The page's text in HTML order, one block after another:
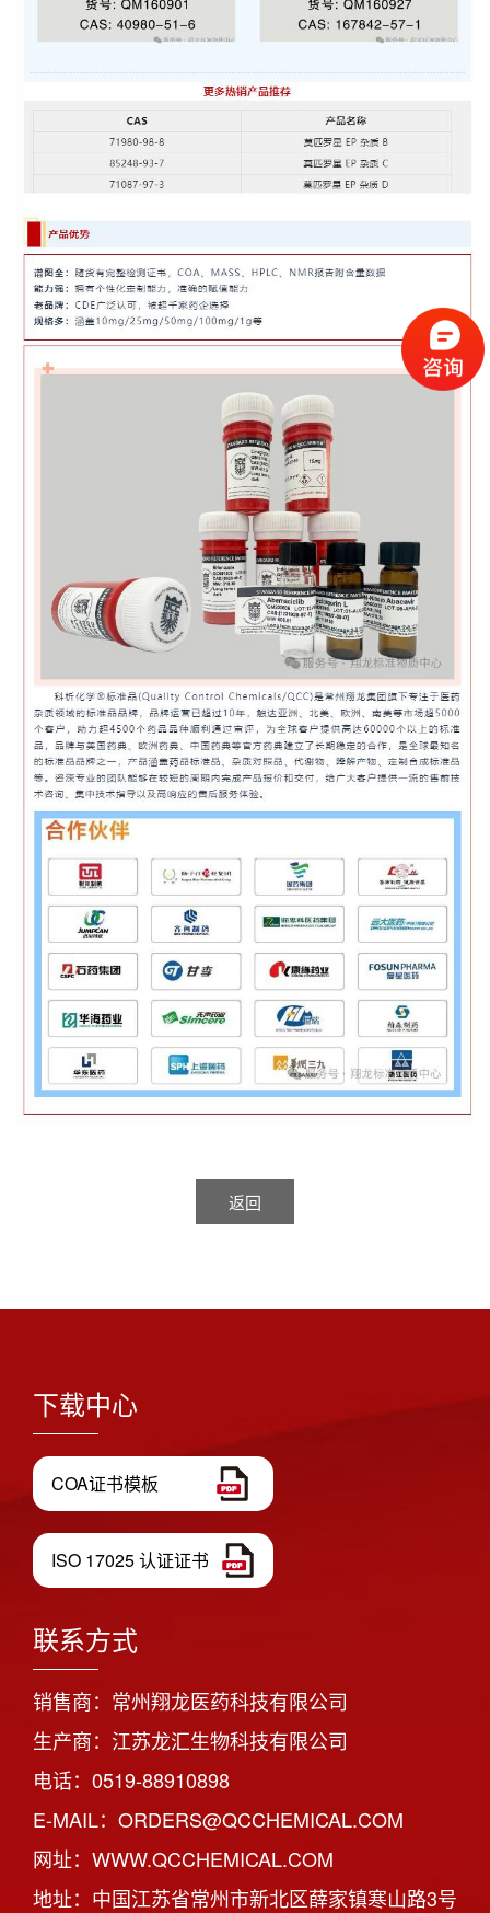
返回
下载中心
COA证书模板
ISO 17025 认证证书
联系方式
销售商：常州翔龙医药科技有限公司
生产商：江苏龙汇生物科技有限公司
电话：0519-88910898
E-MAIL：ORDERS@QCCHEMICAL.COM
网址：WWW.QCCHEMICAL.COM
地址：中国江苏省常州市新北区薛家镇寒山路3号